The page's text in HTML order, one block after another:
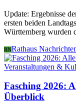
Update: Ergebnisse
ersten beiden
Württemberg wurden
RNRathaus
Veranstaltungen &
Fasching 2026:
Überblick